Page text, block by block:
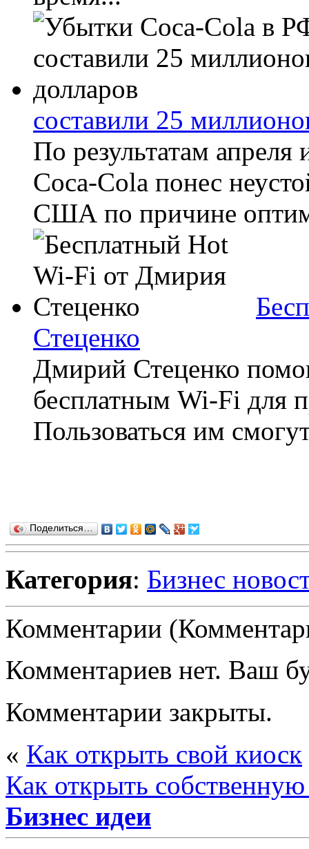
составили 25
По результатам
Coca-Cola понес
США по причине
Стеценко
Дмирий Стеценко
бесплатным Wi-Fi для
Пользоваться им
Поделиться…
Категория: Бизнес
Комментарии
Комментариев нет. Ваш
Комментарии закрыты.
« Как открыть свой киоск
Как открыть
Бизнес идеи